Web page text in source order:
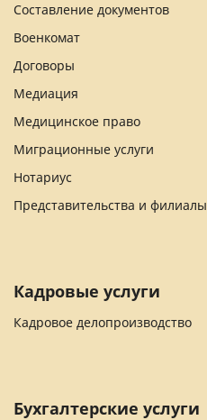
Составление документов
Военкомат
Договоры
Медиация
Медицинское право
Миграционные услуги
Нотариус
Представительства и филиалы
Кадровые услуги
Кадровое делопроизводство
Бухгалтерские услуги